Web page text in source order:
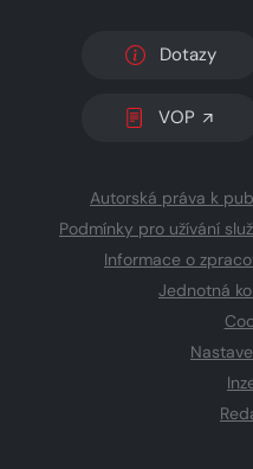
Dotazy
VOP
Autorská práva k
Podmínky pro užívání
Informace o
Jednotná